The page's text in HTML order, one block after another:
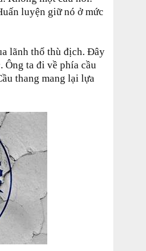
luyện giữ nó ở mức
lãnh thổ thù địch. Đây
Ông ta đi về phía cầu
thang mang lại lựa